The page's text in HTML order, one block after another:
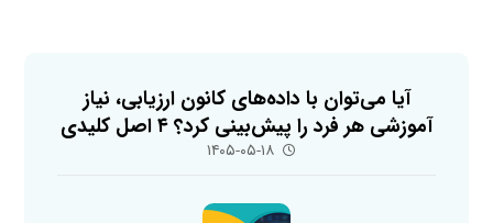
آیا می‌توان با داده‌های کانون ارزیابی، نیاز
آموزشی هر فرد را پیش‌بینی کرد؟ ۴ اصل کلیدی
۱۴۰۵-۰۵-۱۸